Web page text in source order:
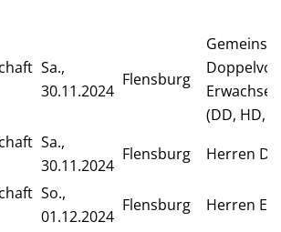
Sa.,
30.11.2024
Flensburg
(DD, HD,
Sa.,
30.11.2024
Flensburg
Herren
So.,
01.12.2024
Flensburg Herren